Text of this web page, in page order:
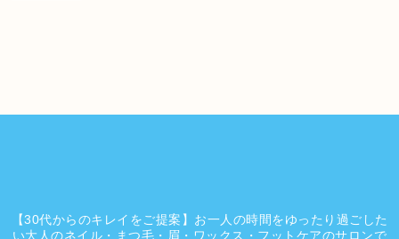
【30代からのキレイをご提案】お一人の時間をゆったり過ごした
い大人のネイル・まつ毛・眉・ワックス・フットケアのサロンで